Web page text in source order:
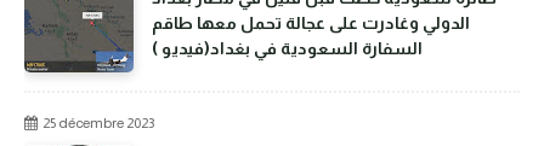
الدولي وغادرت على عجالة تحمل معها طاقم
السفارة السعودية في بغداد(فيديو )
25 décembre 2023